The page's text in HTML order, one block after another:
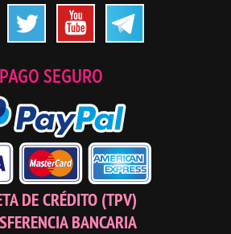
PAGO SEGURO
DE CRÉDITO (TPV)
BANCARIA